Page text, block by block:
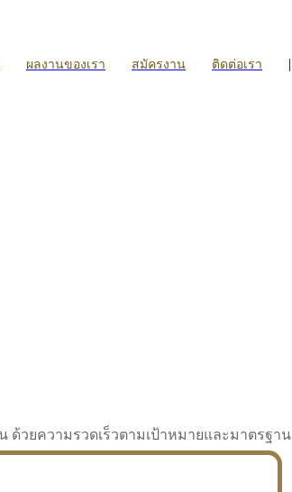
ผลงานของเรา สมัครงาน ติดต่อเรา |
วยความรวดเร็วตามเป้าหมายและมาตรฐาน